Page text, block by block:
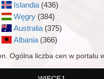
Islandia (436)
Węgry (384)
Australia (375)
Albania (366)
Ogólna liczba cen w portalu